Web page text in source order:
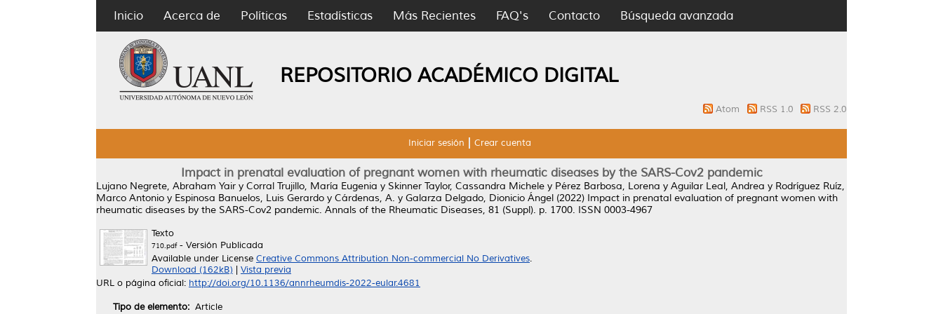
Inicio Acerca de Políticas Estadísticas Más Recientes FAQ's Contacto Búsqueda avanzada
REPOSITORIO ACADÉMICO DIGITAL
Atom RSS 1.0 RSS 2.0
Iniciar sesión Crear cuenta
Impact in prenatal evaluation of pregnant women with rheumatic diseases by the SARS-Cov2 pandemic
Lujano Negrete, Abraham Yair y Corral Trujillo, María Eugenia y Skinner Taylor, Cassandra Michele y Pérez Barbosa, Lorena y Aguilar Leal, Andrea y Rodríguez Ruíz,
Marco Antonio y Espinosa Banuelos, Luis Gerardo y Cárdenas, A. y Galarza Delgado, Dionicio Ángel (2022) Impact in prenatal evaluation of pregnant women with
rheumatic diseases by the SARS-Cov2 pandemic. Annals of the Rheumatic Diseases, 81 (Suppl). p. 1700. ISSN 0003-4967
Texto
710.pdf- Versión Publicada
Available under License Creative Commons Attribution Non-commercial No Derivatives.
Download (162kB)
Vista previa
URL o página oficial: http://doi.org/10.1136/annrheumdis-2022-eular.4681
Tipo de elemento: Article